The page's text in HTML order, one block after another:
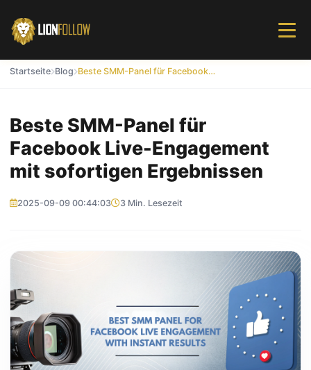
Startseite Blog Beste SMM-Panel für Facebook Live-Engagement mit sofortigen Ergebnissen
Beste SMM-Panel für
Facebook Live-Engagement
mit sofortigen Ergebnissen
2025-09-09 00:44:03 3 Min. Lesezeit